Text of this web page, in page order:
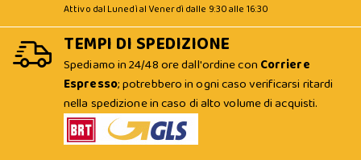
Attivo dal Lunedì al Venerdì dalle 9:30 alle 16:30
TEMPI DI SPEDIZIONE
Spediamo in 24/48 ore dall'ordine con Corriere
Espresso; potrebbero in ogni caso verificarsi ritardi
nella spedizione in caso di alto volume di acquisti.